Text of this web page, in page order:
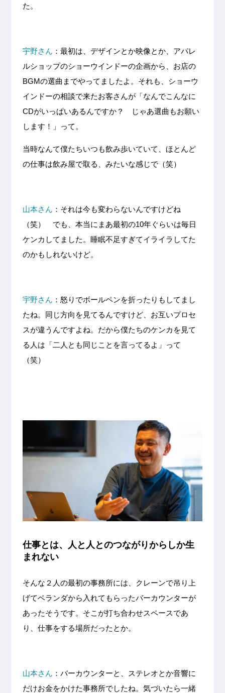
た。
宇野さん ：最初は、デザインとか映像とか、アパレ
ルショップのショーウインドーの企画から、お店の
BGMの選曲までやってましたよ。それも、ショーウ
インドーの相談で来たお客さんが「なんでこんなに
CDがいっぱいあるんですか？ じゃあ選曲もお願い
します！」って。
当時なんて僕たちいつも飲み歩いていて、ほとんど
の仕事は飲み屋で取る、みたいな感じで（笑）
山本さん ：それは今も変わらないんですけどね
（笑） でも、本当にまあ最初の10年ぐらいは毎日
ケンカしてました。睡眠不足すぎてイライラしてた
のかもしれないけど。
宇野さん ：怒りでボールペンを折ったりもしてまし
たね。同じ方向を見てるんですけど、お互いプロセ
スが違うんですよね。だから僕たちのケンカを見て
る人は「二人とも同じことを言ってるよ」って
（笑）
仕事とは、人と人とのつながりからしか生
まれない
そんな２人の最初の事務所には、クレーンで吊り上
げてベランダから入れてもらったバーカウンターが
あったそうです。そこが打ち合わせスペースであ
り、仕事をする場所だったとか。
山本さん ：バーカウンターと、ステレオとか音響に
だけお金をかけた事務所でしたね。気づいたら一緒